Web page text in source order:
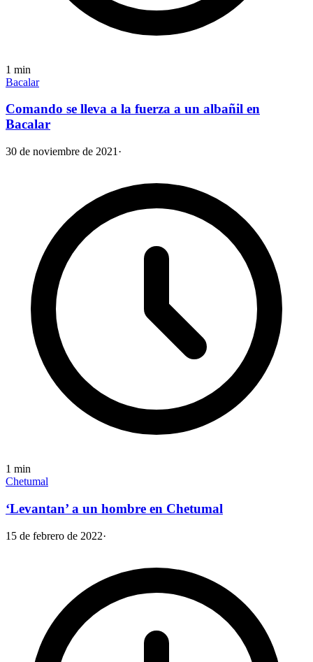
1 min
Bacalar
Comando se lleva a la fuerza a un albañil en
Bacalar
30 de noviembre de 2021 ·
1 min
Chetumal
‘Levantan’ a un hombre en Chetumal
15 de febrero de 2022·